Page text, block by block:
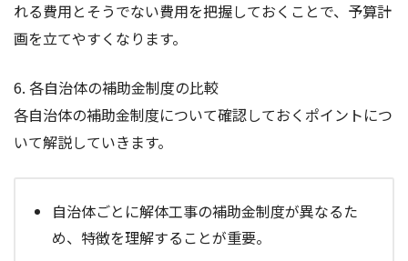
れる費用とそうでない費用を把握しておくことで、予算計
画を立てやすくなります。
6. 各自治体の補助金制度の比較
各自治体の補助金制度について確認しておくポイントにつ
いて解説していきます。
自治体ごとに解体工事の補助金制度が異なるた
め、特徴を理解することが重要。